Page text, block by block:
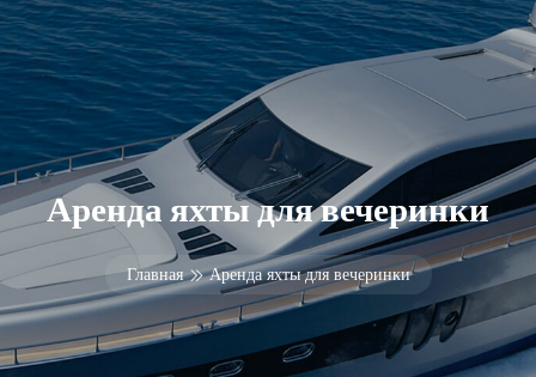
Аренда яхты для вечеринки
Главная Аренда яхты для вечеринки